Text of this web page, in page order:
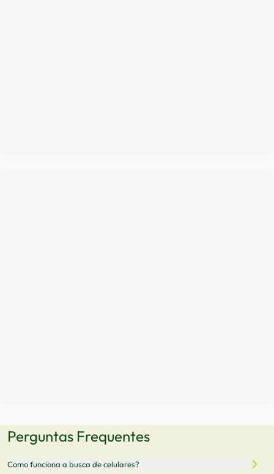
Perguntas Frequentes
Como funciona a busca de celulares?